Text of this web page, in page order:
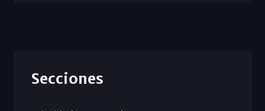
Secciones